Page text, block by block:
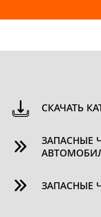
СКАЧАТЬ
ЗАПАСНЫЕ
ЗАПАСНЫЕ